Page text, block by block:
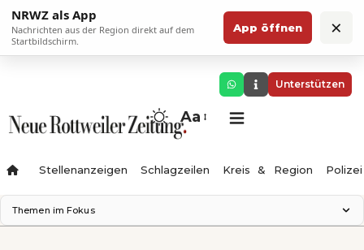
NRWZ als App
Nachrichten aus der Region direkt auf dem
Startbildschirm.
App öffnen ×
Unterstützen
Aa
Stellenanzeigen Schlagzeilen Kreis & Region Polizei
Themen im Fokus